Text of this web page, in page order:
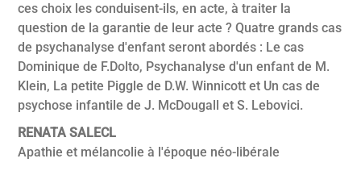
ces choix les conduisent-ils, en acte, à traiter la
question de la garantie de leur acte ? Quatre grands cas
de psychanalyse d'enfant seront abordés : Le cas
Dominique de F.Dolto, Psychanalyse d'un enfant de M.
Klein, La petite Piggle de D.W. Winnicott et Un cas de
psychose infantile de J. McDougall et S. Lebovici.
RENATA SALECL
Apathie et mélancolie à l'époque néo-libérale